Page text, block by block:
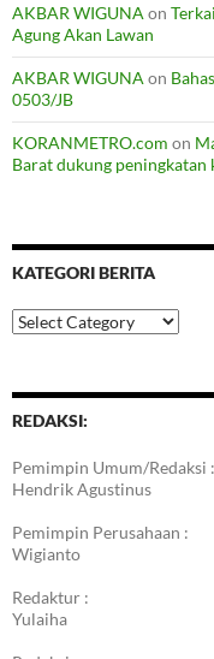
AKBAR WIGUNA on
Agung Akan Lawan
AKBAR WIGUNA on
0503/JB
KORANMETRO.com on
Barat dukung peningkatan
KATEGORI BERITA
Kategori
Berita
REDAKSI:
Pemimpin Umum/Redaksi :
Hendrik Agustinus
Pemimpin Perusahaan :
Wigianto
Redaktur :
Yulaiha